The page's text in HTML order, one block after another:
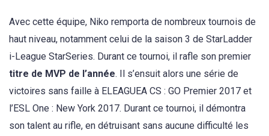
Avec cette équipe, Niko remporta de nombreux tournois de
haut niveau, notamment celui de la saison 3 de StarLadder
i-League StarSeries. Durant ce tournoi, il rafle son premier
titre de MVP de l’année. Il s’ensuit alors une série de
victoires sans faille à ELEAGUEA CS : GO Premier 2017 et
l’ESL One : New York 2017. Durant ce tournoi, il démontra
son talent au rifle, en détruisant sans aucune difficulté les